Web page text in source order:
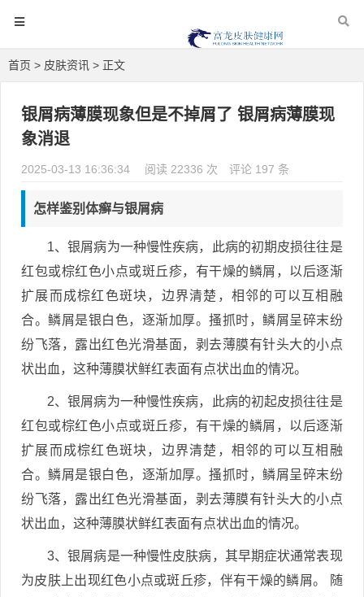
首页 > 皮肤资讯 > 正文
银屑病薄膜现象但是不掉屑了 银屑病薄膜现
象消退
2025-03-13 16:36:34 阅读 22336 次 评论 197 条
怎样鉴别体癣与银屑病
1、银屑病为一种慢性疾病，此病的初期皮损往往是
红包或棕红色小点或斑丘疹，有干燥的鳞屑，以后逐渐
扩展而成棕红色斑块，边界清楚，相邻的可以互相融
合。鳞屑是银白色，逐渐加厚。搔抓时，鳞屑呈碎末纷
纷飞落，露出红色光滑基面，剥去薄膜有针头大的小点
状出血，这种薄膜状鲜红表面有点状出血的情况。
2、银屑病为一种慢性疾病，此病的初起皮损往往是
红包或棕红色小点或斑丘疹，有干燥的鳞屑，以后逐渐
扩展而成棕红色斑块，边界清楚，相邻的可以互相融
合。鳞屑是银白色，逐渐加厚。搔抓时，鳞屑呈碎末纷
纷飞落，露出红色光滑基面，剥去薄膜有针头大的小点
状出血，这种薄膜状鲜红表面有点状出血的情况。
3、银屑病是一种慢性皮肤病，其早期症状通常表现
为皮肤上出现红色小点或斑丘疹，伴有干燥的鳞屑。 随